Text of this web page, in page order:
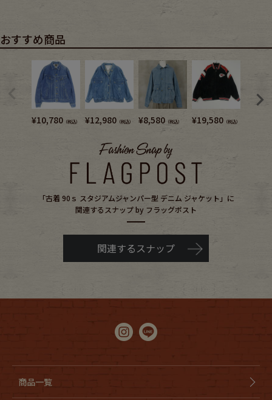
おすすめ商品
¥10,780 （税込） ¥12,980 （税込） ¥8,580 （税込） ¥19,580 （税込）
「古着 90ｓ スタジアムジャンパー型 デニム ジャケット」に
関連するスナップ by フラッグポスト
関連するスナップ
商品一覧